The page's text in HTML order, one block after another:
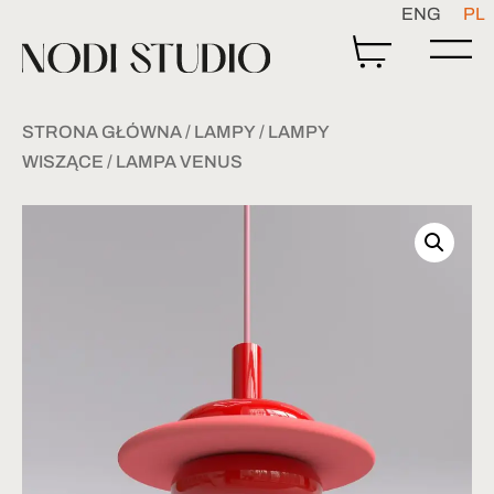
ENG PL
STRONA GŁÓWNA/ LAMPY / LAMPY
WISZĄCE / LAMPA VENUS